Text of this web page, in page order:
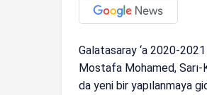
Galatasaray ‘a 2020-
Mostafa Mohamed, Sarı-
da yeni bir yapılanmaya